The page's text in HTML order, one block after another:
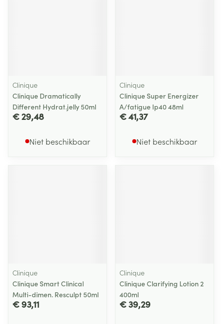
Clinique
Clinique Dramatically
Different Hydrat.jelly 50ml
€ 29,48
Niet beschikbaar
Clinique
Clinique Super Energizer
A/fatigue Ip40 48ml
€ 41,37
Niet beschikbaar
Clinique
Clinique Smart Clinical
Multi-dimen. Resculpt 50ml
€ 93,11
Clinique
Clinique Clarifying Lotion 2
400ml
€ 39,29